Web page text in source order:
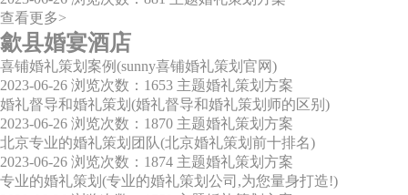
查看更多>
歙县婚宴酒店
喜铺婚礼策划案例(sunny喜铺婚礼策划官网)
2023-06-26 浏览次数：1653 主题婚礼策划方案
婚礼督导和婚礼策划(婚礼督导和婚礼策划师的区别)
2023-06-26 浏览次数：1870 主题婚礼策划方案
北京专业的婚礼策划团队(北京婚礼策划前十排名)
2023-06-26 浏览次数：1874 主题婚礼策划方案
专业的婚礼策划(专业的婚礼策划公司,为您量身打造!)